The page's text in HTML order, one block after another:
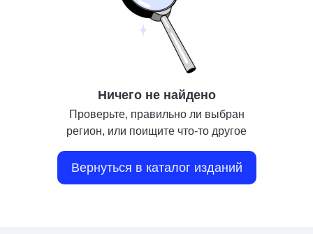
Ничего не найдено
Проверьте, правильно ли выбран
регион, или поищите что-то другое
Вернуться в каталог изданий